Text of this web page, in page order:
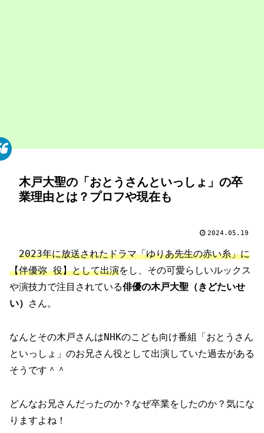
木戸大聖の「おとうさんといっしょ」の卒
業理由とは？プロフや現在も
2024.05.19
2023年に放送されたドラマ「ゆりあ先生の赤い糸」に
【伴優弥 役】として出演をし、その可愛らしいルックス
や演技力で注目されている俳優の木戸大聖（きどたいせ
い） さん。
なんとその木戸さんはNHKのこども向け番組「おとうさん
といっしょ」のお兄さん役として出演していた過去がある
そうです＾＾
どんなお兄さんだったのか？なぜ卒業をしたのか？気にな
りますよね！